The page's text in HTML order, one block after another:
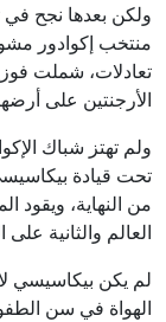
ولكن بعدها نجح في
منتخب إكوادور
تعادلات، شملت
الأرجنتين على
تحت قيادة
من النهاية، ويقود
العالم والثانية على التوالي بعد
لم يكن بيكاسيسي
الهواة في سن